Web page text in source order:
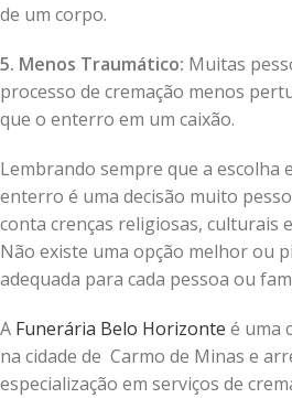
de um corpo.
5. Menos Traumático: Muitas
processo de cremação menos
que o enterro em um caixão.
Lembrando sempre que a escolha
enterro é uma decisão muito
conta crenças religiosas, culturais
Não existe uma opção melhor ou
adequada para cada pessoa ou
A Funerária Belo Horizonte é uma
na cidade de Carmo de Minas e
especialização em serviços de